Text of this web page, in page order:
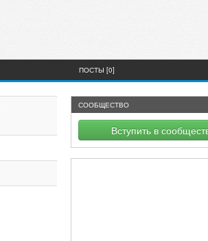
ПОСТЫ [0]
СООБЩЕСТВО
Вступить в